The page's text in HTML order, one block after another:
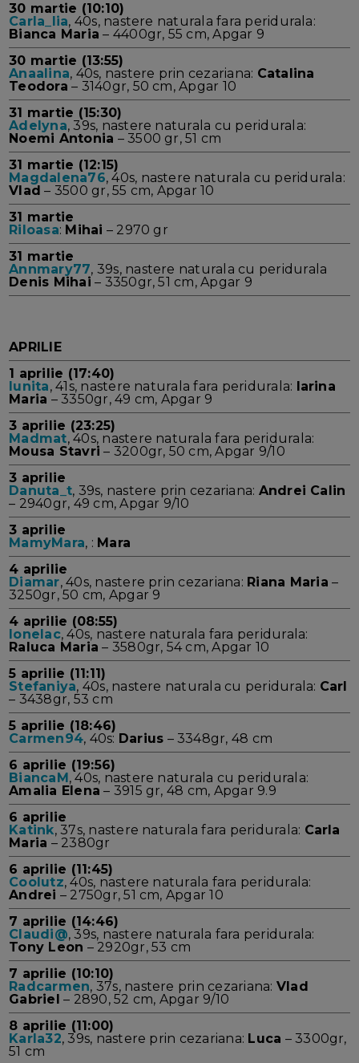
30 martie (10:10)
Carla_lia, 40s, nastere naturala fara peridurala:
Bianca Maria – 4400gr, 55 cm, Apgar 9
30 martie (13:55)
Anaalina, 40s, nastere prin cezariana: Catalina
Teodora – 3140gr, 50 cm, Apgar 10
31 martie (15:30)
Adelyna, 39s, nastere naturala cu peridurala:
Noemi Antonia – 3500 gr, 51 cm
31 martie (12:15)
Magdalena76, 40s, nastere naturala cu peridurala:
Vlad – 3500 gr, 55 cm, Apgar 10
31 martie
Riloasa: Mihai – 2970 gr
31 martie
Annmary77, 39s, nastere naturala cu peridurala
Denis Mihai – 3350gr, 51 cm, Apgar 9
APRILIE
1 aprilie (17:40)
Iunita, 41s, nastere naturala fara peridurala: Iarina
Maria – 3350gr, 49 cm, Apgar 9
3 aprilie (23:25)
Madmat, 40s, nastere naturala fara peridurala:
Mousa Stavri – 3200gr, 50 cm, Apgar 9/10
3 aprilie
Danuta_t, 39s, nastere prin cezariana: Andrei Calin
– 2940gr, 49 cm, Apgar 9/10
3 aprilie
MamyMara, : Mara
4 aprilie
Diamar, 40s, nastere prin cezariana: Riana Maria –
3250gr, 50 cm, Apgar 9
4 aprilie (08:55)
Ionelac, 40s, nastere naturala fara peridurala:
Raluca Maria – 3580gr, 54 cm, Apgar 10
5 aprilie (11:11)
Stefaniya, 40s, nastere naturala cu peridurala: Carl
– 3438gr, 53 cm
5 aprilie (18:46)
Carmen94, 40s: Darius – 3348gr, 48 cm
6 aprilie (19:56)
BiancaM, 40s, nastere naturala cu peridurala:
Amalia Elena – 3915 gr, 48 cm, Apgar 9.9
6 aprilie
Katink, 37s, nastere naturala fara peridurala: Carla
Maria – 2380gr
6 aprilie (11:45)
Coolutz, 40s, nastere naturala fara peridurala:
Andrei – 2750gr, 51 cm, Apgar 10
7 aprilie (14:46)
Claudi@, 39s, nastere naturala fara peridurala:
Tony Leon – 2920gr, 53 cm
7 aprilie (10:10)
Radcarmen, 37s, nastere prin cezariana: Vlad
Gabriel – 2890, 52 cm, Apgar 9/10
8 aprilie (11:00)
Karla32, 39s, nastere prin cezariana: Luca – 3300gr,
51 cm